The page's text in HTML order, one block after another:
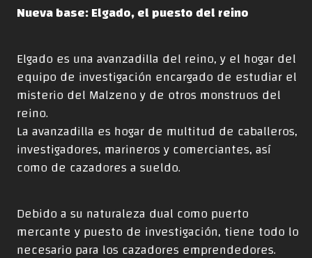
Nueva base: Elgado, el puesto del reino
Elgado es una avanzadilla del reino, y el hogar del
equipo de investigación encargado de estudiar el
misterio del Malzeno y de otros monstruos del
reino.
La avanzadilla es hogar de multitud de caballeros,
investigadores, marineros y comerciantes, así
como de cazadores a sueldo.
Debido a su naturaleza dual como puerto
mercante y puesto de investigación, tiene todo lo
necesario para los cazadores emprendedores.